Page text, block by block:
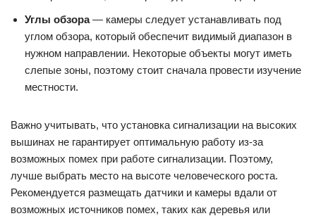
Углы обзора— камеры следует устанавливать под
углом обзора, который обеспечит видимый диапазон в
нужном направлении. Некоторые объекты могут иметь
слепые зоны, поэтому стоит сначала провести изучение
местности.
Важно учитывать, что установка сигнализации на высоких
вышинах не гарантирует оптимальную работу из-за
возможных помех при работе сигнализации. Поэтому,
лучше выбрать место на высоте человеческого роста.
Рекомендуется размещать датчики и камеры вдали от
возможных источников помех, таких как деревья или